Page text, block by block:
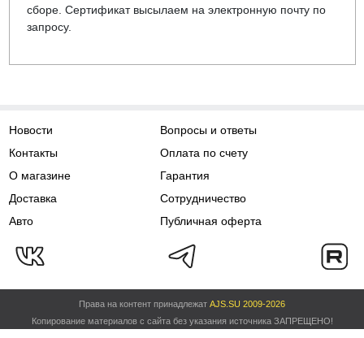
сборе. Сертификат высылаем на электронную почту по
запросу.
Новости
Контакты
О магазине
Доставка
Авто
Вопросы и ответы
Оплата по счету
Гарантия
Сотрудничество
Публичная оферта
Права на контент принадлежат AJS.SU 2009-2026
Копирование материалов с сайта без указания источника ЗАПРЕЩЕНО!